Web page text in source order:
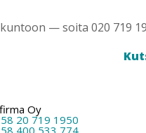
— soita 020 719
Oy
20 719 1950
400 533 774